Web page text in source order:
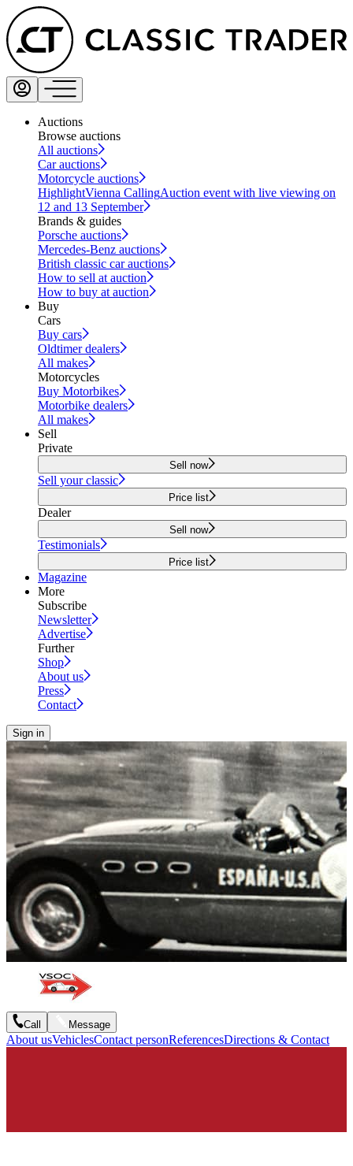
Auctions
Browse auctions
All auctions
Car auctions
Motorcycle auctions
HighlightVienna CallingAuction event with live viewing on
12 and 13 September
Brands & guides
Porsche auctions
Mercedes-Benz auctions
British classic car auctions
How to sell at auction
How to buy at auction
Buy
Cars
Buy cars
Oldtimer dealers
All makes
Motorcycles
Buy Motorbikes
Motorbike dealers
All makes
Sell
Private
Sell now
Sell your classic
Price list
Dealer
Sell now
Testimonials
Price list
Magazine
More
Subscribe
Newsletter
Advertise
Further
Shop
About us
Press
Contact
Sign in
Call Message
About usVehiclesContact personReferencesDirections & Contact